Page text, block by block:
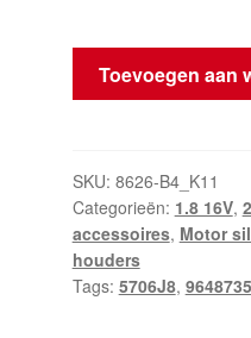
Alternatorsteun
16V
Citroën
Peugeot
9648735580
5706J8
Toevoegen aan
SKU: 8626-B4_K11
Categorieën: 1.8 16V,
accessoires, Motor
houders
Tags: 5706J8,